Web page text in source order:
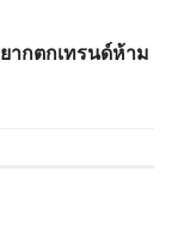
ากตกเทรนด์ห้าม